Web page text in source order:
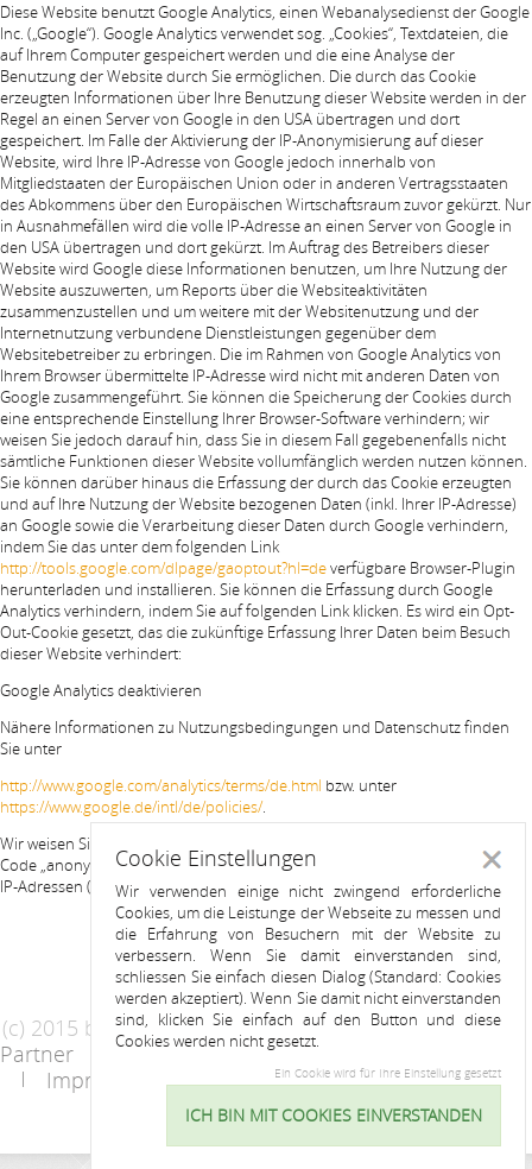
Diese Website benutzt Google Analytics, einen Webanalysedienst der Google
Inc. („Google“). Google Analytics verwendet sog. „Cookies“, Textdateien, die
auf Ihrem Computer gespeichert werden und die eine Analyse der
Benutzung der Website durch Sie ermöglichen. Die durch das Cookie
erzeugten Informationen über Ihre Benutzung dieser Website werden in der
Regel an einen Server von Google in den USA übertragen und dort
gespeichert. Im Falle der Aktivierung der IP-Anonymisierung auf dieser
Website, wird Ihre IP-Adresse von Google jedoch innerhalb von
Mitgliedstaaten der Europäischen Union oder in anderen Vertragsstaaten
des Abkommens über den Europäischen Wirtschaftsraum zuvor gekürzt. Nur
in Ausnahmefällen wird die volle IP-Adresse an einen Server von Google in
den USA übertragen und dort gekürzt. Im Auftrag des Betreibers dieser
Website wird Google diese Informationen benutzen, um Ihre Nutzung der
Website auszuwerten, um Reports über die Websiteaktivitäten
zusammenzustellen und um weitere mit der Websitenutzung und der
Internetnutzung verbundene Dienstleistungen gegenüber dem
Websitebetreiber zu erbringen. Die im Rahmen von Google Analytics von
Ihrem Browser übermittelte IP-Adresse wird nicht mit anderen Daten von
Google zusammengeführt. Sie können die Speicherung der Cookies durch
eine entsprechende Einstellung Ihrer Browser-Software verhindern; wir
weisen Sie jedoch darauf hin, dass Sie in diesem Fall gegebenenfalls nicht
sämtliche Funktionen dieser Website vollumfänglich werden nutzen können.
Sie können darüber hinaus die Erfassung der durch das Cookie erzeugten
und auf Ihre Nutzung der Website bezogenen Daten (inkl. Ihrer IP-Adresse)
an Google sowie die Verarbeitung dieser Daten durch Google verhindern,
indem Sie das unter dem folgenden Link
http://tools.google.com/dlpage/gaoptout?hl=deverfügbare Browser-Plugin
herunterladen und installieren. Sie können die Erfassung durch Google
Analytics verhindern, indem Sie auf folgenden Link klicken. Es wird ein Opt-
Out-Cookie gesetzt, das die zukünftige Erfassung Ihrer Daten beim Besuch
dieser Website verhindert:
Google Analytics deaktivieren
Nähere Informationen zu Nutzungsbedingungen und Datenschutz finden
Sie unter
http://www.google.com/analytics/terms/de.html bzw. unter
https://www.google.de/intl/de/policies/.
Wir weisen Sie darauf hin, dass auf dieser Website Google Analytics um den
Code „anonymizeIp“ erweitert wurde, um eine anonymisierte Erfassung von
IP-Adressen (sog. IP-Masking) zu gewährleisten.
(c) 2015 by Riess Apartments
Partner
AGB
Datenschutzerklärung
Impressum
Kontakt
Cookie
Cookie Einstellungen
Wir verwenden einige nicht zwingend erforderliche
Cookies, um die Leistunge der Webseite zu messen und
die Erfahrung von Besuchern mit der Website zu
verbessern. Wenn Sie damit einverstanden sind,
schliessen Sie einfach diesen Dialog (Standard: Cookies
werden akzeptiert). Wenn Sie damit nicht einverstanden
sind, klicken Sie einfach auf den Button und diese
Cookies werden nicht gesetzt.
Ein Cookie wird für Ihre Einstellung gesetzt
ICH BIN MIT COOKIES EINVERSTANDEN